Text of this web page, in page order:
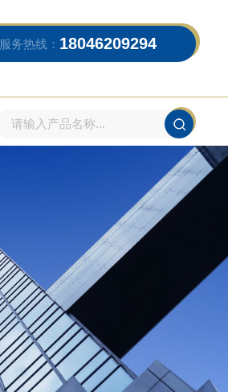
服务热线： 18046209294